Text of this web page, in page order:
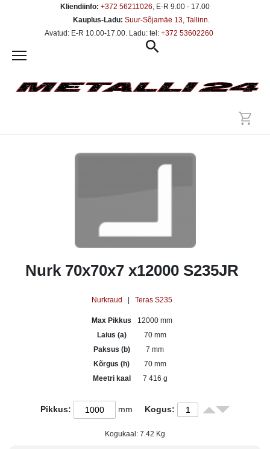
Kliendiinfo: +372 56211026, E-R 9.00 - 17.00
Kauplus-Ladu: Suur-Sõjamäe 13, Tallinn.
Avatud: E-R 10.00-17.00. Ladu: tel: +372 53602260
Nurk 70x70x7 x12000 S235JR
Nurkraud Teras S235
Max Pikkus
12000 mm
Laius (a)
70 mm
Paksus (b)
7 mm
Kõrgus (h)
70 mm
Meetri kaal
7 416 g
Pikkus: mm Kogus:
Kogukaal: 7.42 Kg